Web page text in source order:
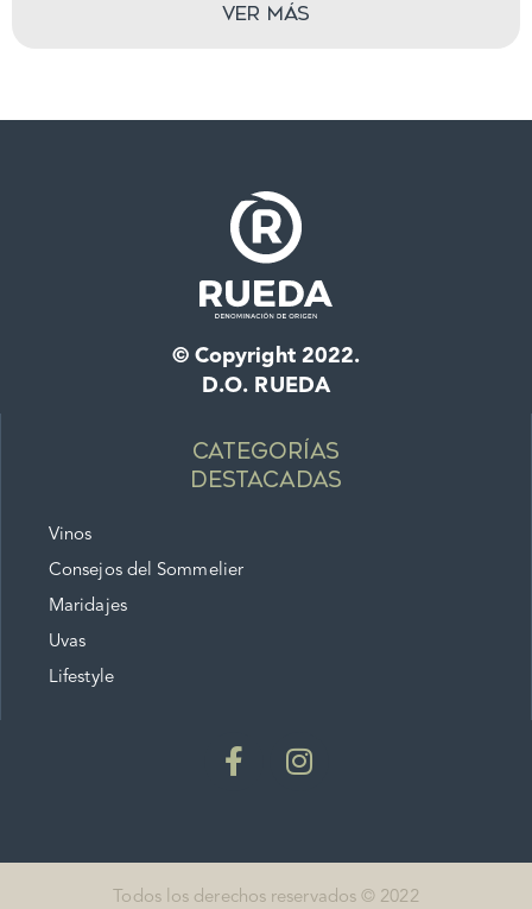
Ver más
© Copyright 2022.
D.O. RUEDA
Categorías
destacadas
Vinos
Consejos del Sommelier
Maridajes
Uvas
Lifestyle
Todos los derechos reservados © 2022